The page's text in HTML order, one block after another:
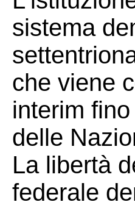
sistema
che viene
interim
delle
La libertà
federale